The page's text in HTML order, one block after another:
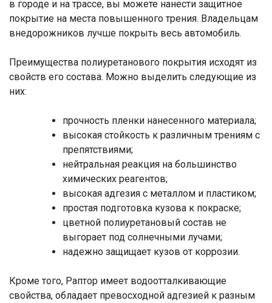
в городе и на трассе, вы можете нанести защитное
покрытие на места повышенного трения. Владельцам
внедорожников лучше покрыть весь автомобиль.
Преимущества полиуретанового покрытия исходят из
свойств его состава. Можно выделить следующие из
них:
прочность пленки нанесенного материала;
высокая стойкость к различным трениям с
препятствиями;
нейтральная реакция на большинство
химических реагентов;
высокая адгезия с металлом и пластиком;
простая подготовка кузова к покраске;
цветной полиуретановый состав не
выгорает под солнечными лучами;
надежно защищает кузов от коррозии.
Кроме того, Раптор имеет водоотталкивающие
свойства, обладает превосходной адгезией к разным